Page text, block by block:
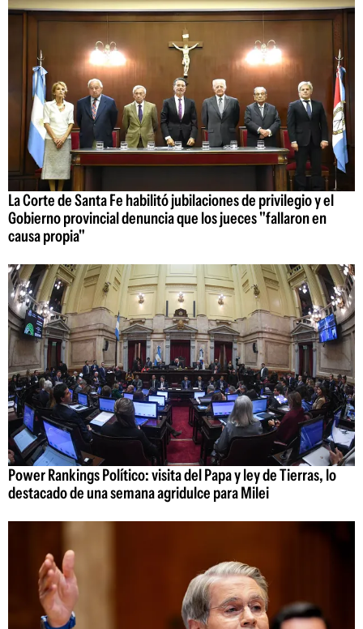
La Corte de Santa Fe habilitó jubilaciones de privilegio y el
Gobierno provincial denuncia que los jueces "fallaron en
causa propia"
Power Rankings Político: visita del Papa y ley de Tierras, lo
destacado de una semana agridulce para Milei